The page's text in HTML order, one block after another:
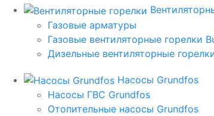
Газовые арматуры
Газовые вентиляторные горелки
Дизельные вентиляторные
Насосы Grundfos
Насосы ГВС Grundfos
Отопительные насосы Grundfos